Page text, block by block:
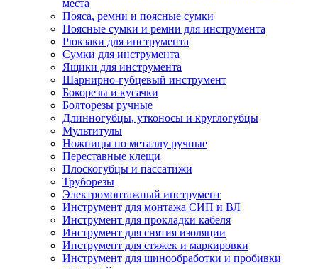
места
Пояса, ремни и поясные сумки
Поясные сумки и ремни для инструмента
Рюкзаки для инструмента
Сумки для инструмента
Ящики для инструмента
Шарнирно-губцевый инструмент
Бокорезы и кусачки
Болторезы ручные
Длинногубцы, утконосы и круглогубцы
Мультитулы
Ножницы по металлу ручные
Переставные клещи
Плоскогубцы и пассатижи
Труборезы
Электромонтажный инструмент
Инструмент для монтажа СИП и ВЛ
Инструмент для прокладки кабеля
Инструмент для снятия изоляции
Инструмент для стяжек и маркировки
Инструмент для шинообработки и пробивки